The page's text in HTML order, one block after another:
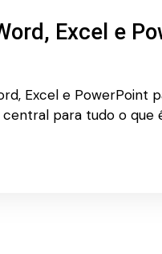
Excel e
Excel e PowerPoint
para tudo o que